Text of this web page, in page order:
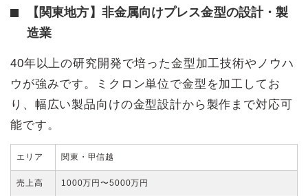
【関東地方】非金属向けプレス金型の設計・製
造業
40年以上の研究開発で培った金型加工技術やノウハ
ウが強みです。ミクロン単位で金型を加工してお
り、幅広い製品向けの金型設計から製作まで対応可
能です。
エリア 関東・甲信越
売上高 1000万円〜5000万円